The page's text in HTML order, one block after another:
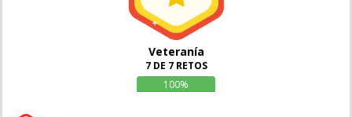
Veteranía
7 DE 7 RETOS
100%